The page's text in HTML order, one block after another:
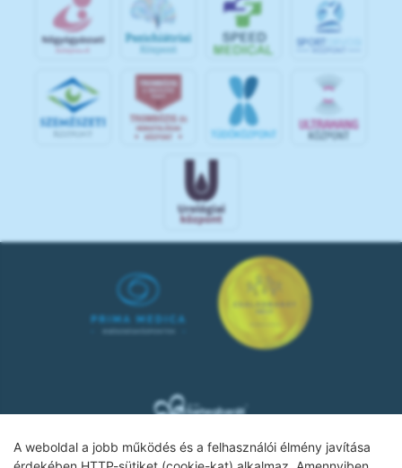
A weboldal a jobb működés és a felhasználói élmény javítása
SPOR